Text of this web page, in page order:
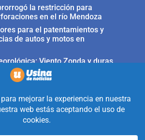
la restricción para
en el río Mendoza
para el patentamientos y
de autos y motos en
Viento Zonda y duras
en alta montaña
muy cerca del Valle de
la mirada equidistante de
solo le interesa
en Valle de Uco.